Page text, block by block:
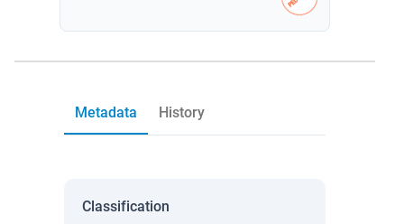
Metadata History
Classification